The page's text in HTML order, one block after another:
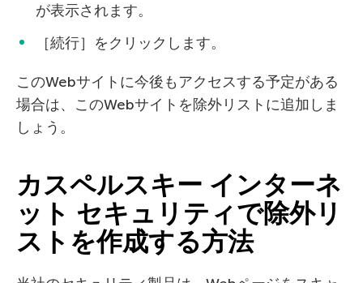
が表示されます。
［続行］をクリックします。
このWebサイトに今後もアクセスする予定がある
場合は、このWebサイトを除外リストに追加しま
しょう。
カスペルスキー インターネ
ット セキュリティで除外リ
ストを作成する方法